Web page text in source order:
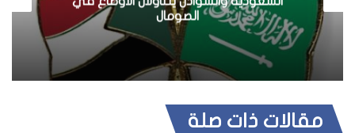
ي
ب
الصومال
مقالات ذات صلة